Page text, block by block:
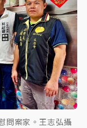
問案家。王志弘攝